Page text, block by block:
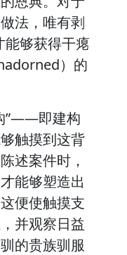
法，唯有剥
能够获得干瘪
）的
”——即建构
触摸到这背
述案件时，
能够塑造出
便使触摸支
并观察日益
的贵族驯服